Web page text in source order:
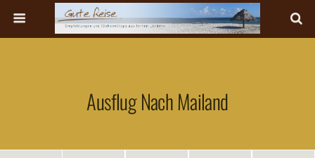
Ausflug Nach Mailand